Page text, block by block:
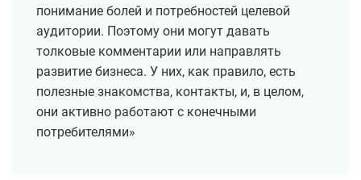
понимание болей и потребностей целевой
аудитории. Поэтому они могут давать
толковые комментарии или направлять
развитие бизнеса. У них, как правило, есть
полезные знакомства, контакты, и, в целом,
они активно работают с конечными
потребителями»